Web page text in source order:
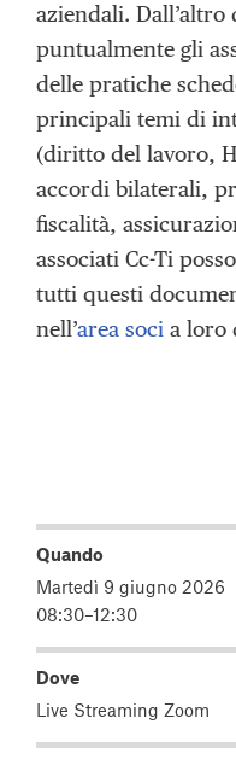
aziendali.
puntualmente gli
delle pratiche
principali temi di
(diritto del lavoro,
accordi bilaterali,
fiscalità,
associati Cc-Ti
tutti questi
nell’area soci a loro
Quando
Martedì 9 giugno 2026
08:30–12:30
Dove
Live Streaming Zoom